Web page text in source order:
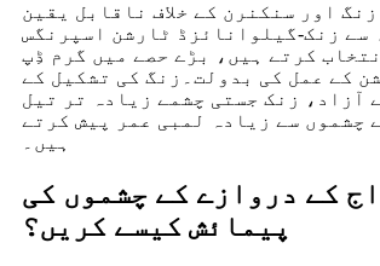
اور سنکنرن کے خلاف ناقابل یقین
سے زنک-گیلوانائزڈ ٹارشن اسپرنگس
کرتے ہیں، بڑے حصے میں گرم ڈِپ
کے عمل کی بدولت۔زنگ کی تشکیل کے
آزاد، زنک جستی چشمے زیادہ تر تیل
چشموں سے زیادہ لمبی عمر پیش کرتے
ہیں۔
کے دروازے کے چشموں کی
پیمائش کیسے کریں؟